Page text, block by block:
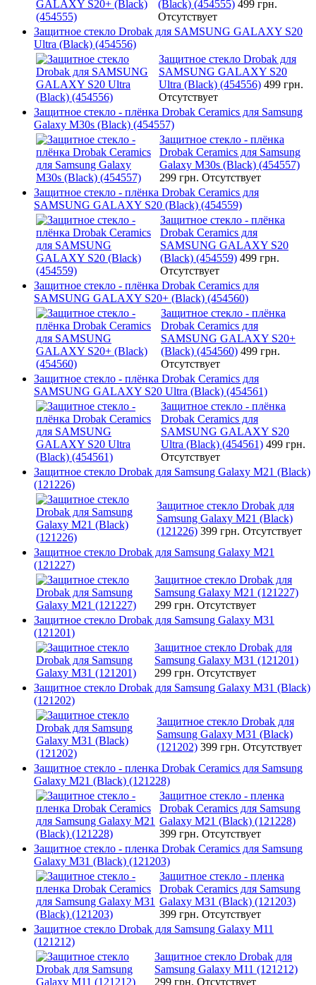
(Black) (454555) 499 грн.
Отсутствует
Защитное стекло Drobak для SAMSUNG GALAXY S20
Ultra (Black) (454556)
Защитное стекло Drobak для
SAMSUNG GALAXY S20
Ultra (Black) (454556) 499 грн.
Отсутствует
Защитное стекло - плёнка Drobak Ceramics для Samsung
Galaxy M30s (Black) (454557)
Защитное стекло - плёнка
Drobak Ceramics для Samsung
Galaxy M30s (Black) (454557)
299 грн. Отсутствует
Защитное стекло - плёнка Drobak Ceramics для
SAMSUNG GALAXY S20 (Black) (454559)
Защитное стекло - плёнка
Drobak Ceramics для
SAMSUNG GALAXY S20
(Black) (454559) 499 грн.
Отсутствует
Защитное стекло - плёнка Drobak Ceramics для
SAMSUNG GALAXY S20+ (Black) (454560)
Защитное стекло - плёнка
Drobak Ceramics для
SAMSUNG GALAXY S20+
(Black) (454560) 499 грн.
Отсутствует
Защитное стекло - плёнка Drobak Ceramics для
SAMSUNG GALAXY S20 Ultra (Black) (454561)
Защитное стекло - плёнка
Drobak Ceramics для
SAMSUNG GALAXY S20
Ultra (Black) (454561) 499 грн.
Отсутствует
Защитное стекло Drobak для Samsung Galaxy М21 (Black)
(121226)
Защитное стекло Drobak для
Samsung Galaxy М21 (Black)
(121226) 399 грн. Отсутствует
Защитное стекло Drobak для Samsung Galaxy М21
(121227)
Защитное стекло Drobak для
Samsung Galaxy М21 (121227)
299 грн. Отсутствует
Защитное стекло Drobak для Samsung Galaxy М31
(121201)
Защитное стекло Drobak для
Samsung Galaxy М31 (121201)
299 грн. Отсутствует
Защитное стекло Drobak для Samsung Galaxy М31 (Black)
(121202)
Защитное стекло Drobak для
Samsung Galaxy М31 (Black)
(121202) 399 грн. Отсутствует
Защитное стекло - пленка Drobak Ceramics для Samsung
Galaxy M21 (Black) (121228)
Защитное стекло - пленка
Drobak Ceramics для Samsung
Galaxy M21 (Black) (121228)
399 грн. Отсутствует
Защитное стекло - пленка Drobak Ceramics для Samsung
Galaxy M31 (Black) (121203)
Защитное стекло - пленка
Drobak Ceramics для Samsung
Galaxy M31 (Black) (121203)
399 грн. Отсутствует
Защитное стекло Drobak для Samsung Galaxy M11
(121212)
Защитное стекло Drobak для
Samsung Galaxy M11 (121212)
299 грн. Отсутствует